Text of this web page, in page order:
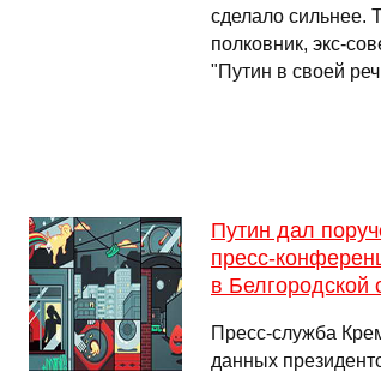
сделало сильнее.
полковник, экс-
"Путин в своей
Путин дал
пресс-
в Белгородской
Пресс-служба
данных